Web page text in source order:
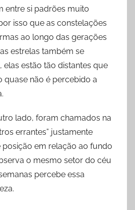
entre si padrões muito
isso que as constelações
ao longo das gerações
estrelas também se
elas estão tão distantes que
quase não é percebido a
lado, foram chamados na
errantes” justamente
em relação ao fundo
o mesmo setor do céu
percebe essa